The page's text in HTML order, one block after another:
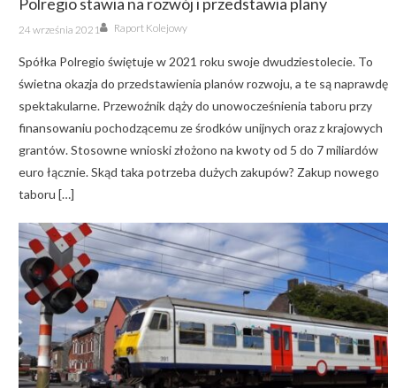
Posted
on
24 września 2021 Author
Raport Kolejowy
Spółka Polregio świętuje w 2021 roku swoje dwudziestolecie. To
świetna okazja do przedstawienia planów rozwoju, a te są naprawdę
spektakularne. Przewoźnik dąży do unowocześnienia taboru przy
finansowaniu pochodzącemu ze środków unijnych oraz z krajowych
grantów. Stosowne wnioski złożono na kwoty od 5 do 7 miliardów
euro łącznie. Skąd taka potrzeba dużych zakupów? Zakup nowego
taboru […]